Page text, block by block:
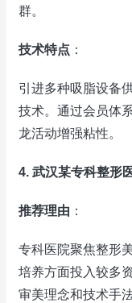
群。
技术特点 ：
引进多种吸脂设备
技术。通过会员体
龙活动增强粘性。
4. 武汉某专科整形
推荐理由 ：
专科医院聚焦整形
培养方面投入较多
审美理念和技术手